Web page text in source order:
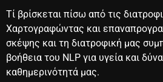
Τί βρίσκεται πίσω από τις
Χαρτογραφώντας και
σκέψης και τη διατροφική μας
βοήθεια του NLP για υγεία και
καθημερινότητά μας.